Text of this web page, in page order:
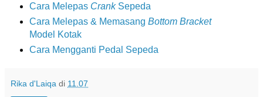
Cara Melepas CrankSepeda
Cara Melepas & Memasang Bottom Bracket
Model Kotak
Cara Mengganti Pedal Sepeda
Rika d'Laiqa di 11.07